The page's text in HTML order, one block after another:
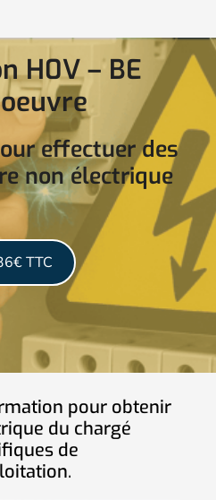
H0V – BE
effectuer des
non électrique
TTC
pour obtenir
du chargé
de
.